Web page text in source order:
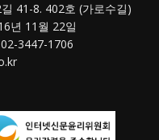
41-8. 402호 (가로수길)
년 11월 22일
3447-1706